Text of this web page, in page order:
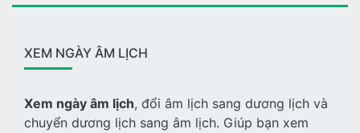
XEM NGÀY ÂM LỊCH
Xem ngày âm lịch, đổi âm lịch sang dương lịch và
chuyển dương lịch sang âm lịch. Giúp bạn xem